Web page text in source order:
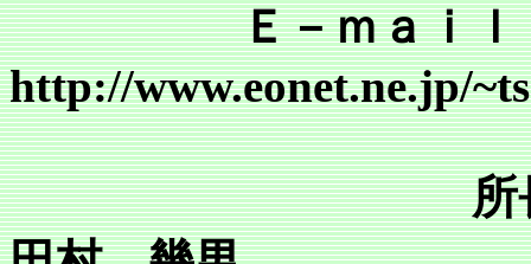
Ｅ－ｍａｉｌ
http://www.eonet.ne.jp/
所